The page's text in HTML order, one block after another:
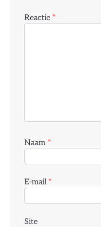
Reactie *
Naam *
E-mail *
Site